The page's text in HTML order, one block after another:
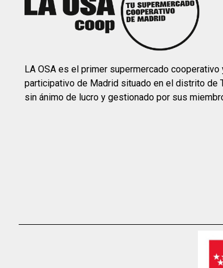
LA OSA es el primer supermercado cooperativo
participativo de Madrid situado en el distrito de
sin ánimo de lucro y gestionado por sus